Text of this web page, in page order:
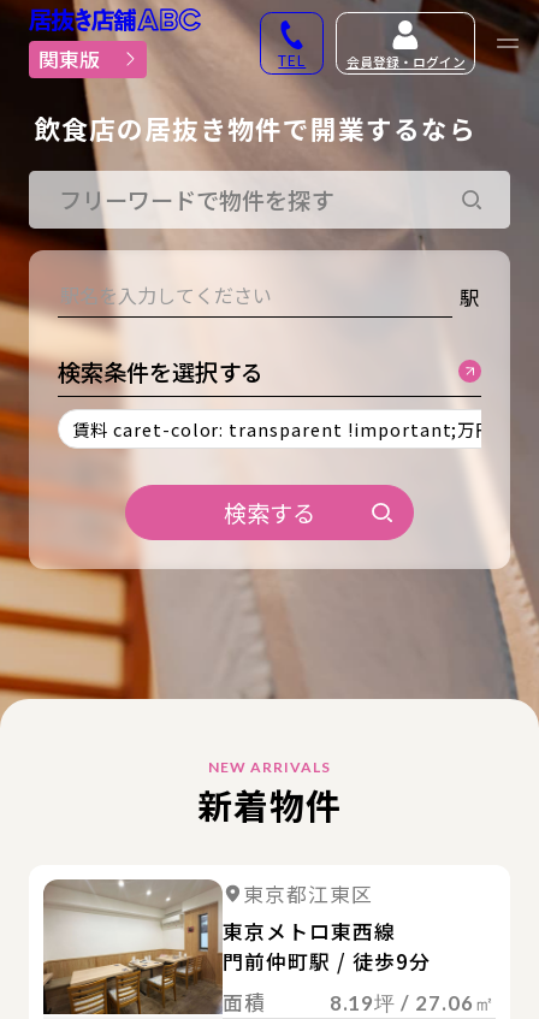
居抜き物件・貸店舗で
関東版 TEL 会員登録・ログイン
飲食店の居抜き物件で開業するなら
検索する
駅
検索条件を選択する
賃料 caret-color: transparent !important;万円以上
検索する
NEW ARRIVALS
新着物件
詳細を見る
東京都江東区
東京メトロ東西線
門前仲町駅 / 徒歩9分
面積
8.19坪 / 27.06㎡